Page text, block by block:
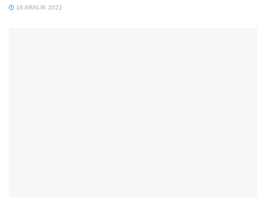
18 ARALIK 2021